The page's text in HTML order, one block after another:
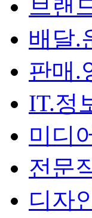
브랜
배달.
판매.
IT.정
미디
전문
디자